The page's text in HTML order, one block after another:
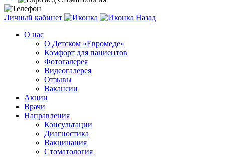
Личный кабинет
Назад
О нас
О Детском «Евромеде»
Комфорт для пациентов
Фотогалерея
Видеогалерея
Отзывы
Вакансии
Акции
Врачи
Направления
Консультации
Диагностика
Вакцинация
Стоматология